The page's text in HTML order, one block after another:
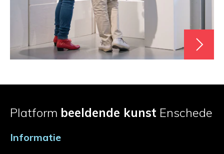
Platform beeldende kunst Enschede
Informatie